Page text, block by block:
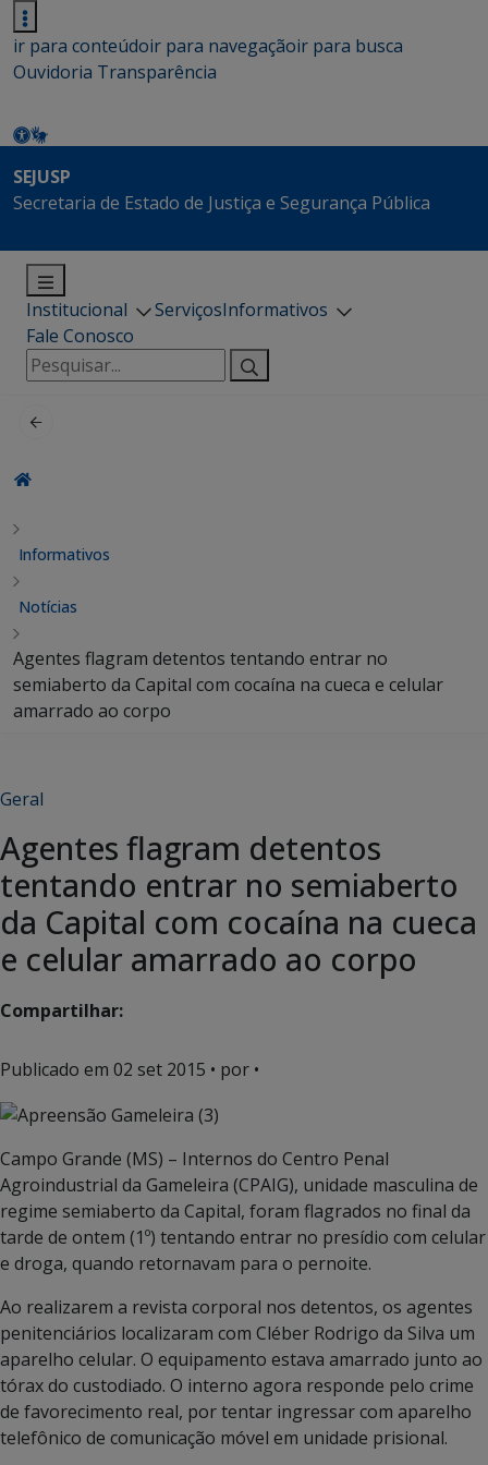
ir para conteúdoir para navegaçãoir para busca
Ouvidoria Transparência
SEJUSP
Secretaria de Estado de Justiça e Segurança Pública
Institucional ServiçosInformativos
Fale Conosco
Pesquisar
por:
Informativos
Notícias
Agentes flagram detentos tentando entrar no
semiaberto da Capital com cocaína na cueca e celular
amarrado ao corpo
Geral
Agentes flagram detentos
tentando entrar no semiaberto
da Capital com cocaína na cueca
e celular amarrado ao corpo
Compartilhar:
Publicado em 02 set 2015 • por •
Campo Grande (MS) – Internos do Centro Penal
Agroindustrial da Gameleira (CPAIG), unidade masculina de
regime semiaberto da Capital, foram flagrados no final da
tarde de ontem (1º) tentando entrar no presídio com celular
e droga, quando retornavam para o pernoite.
Ao realizarem a revista corporal nos detentos, os agentes
penitenciários localizaram com Cléber Rodrigo da Silva um
aparelho celular. O equipamento estava amarrado junto ao
tórax do custodiado. O interno agora responde pelo crime
de favorecimento real, por tentar ingressar com aparelho
telefônico de comunicação móvel em unidade prisional.